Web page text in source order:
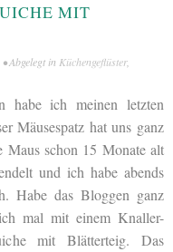
MIT
• Abgelegt in Küchengeflüster,
ich meinen letzten
Mäusespatz hat uns ganz
Maus schon 15 Monate alt
und ich habe abends
Habe das Bloggen ganz
mal mit einem Knaller-
mit Blätterteig. Das